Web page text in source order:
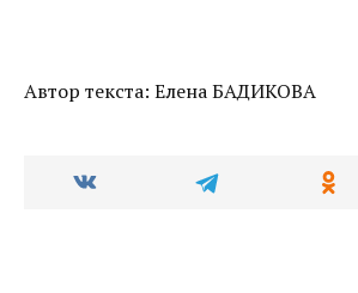
Автор текста: Елена БАДИКОВА